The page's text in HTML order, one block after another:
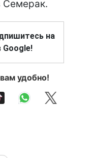
Семерак.
на
Google!
удобно!